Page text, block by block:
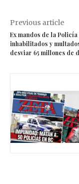
Previous article
Ex mandos de la
inhabilitados y
desviar 65 millones de